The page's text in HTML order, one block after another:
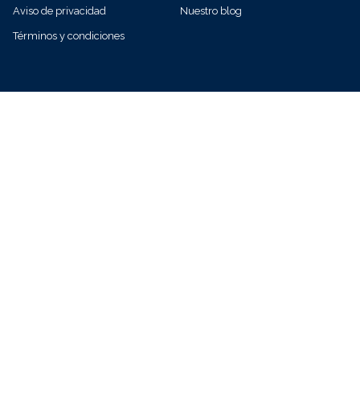
Aviso de privacidad
Términos y condiciones
Nuestro blog